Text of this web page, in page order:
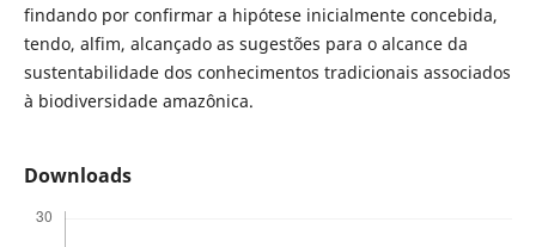
findando por confirmar a hipótese inicialmente concebida,
tendo, alfim, alcançado as sugestões para o alcance da
sustentabilidade dos conhecimentos tradicionais associados
à biodiversidade amazônica.
Downloads